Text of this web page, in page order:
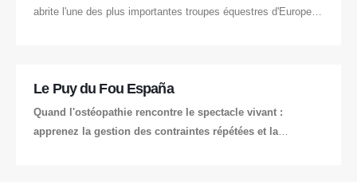
abrite l'une des plus importantes troupes équestres d'Europe
Le Puy du Fou España
Quand l'ostéopathie rencontre le spectacle vivant :
apprenez la gestion des contraintes répétées et la